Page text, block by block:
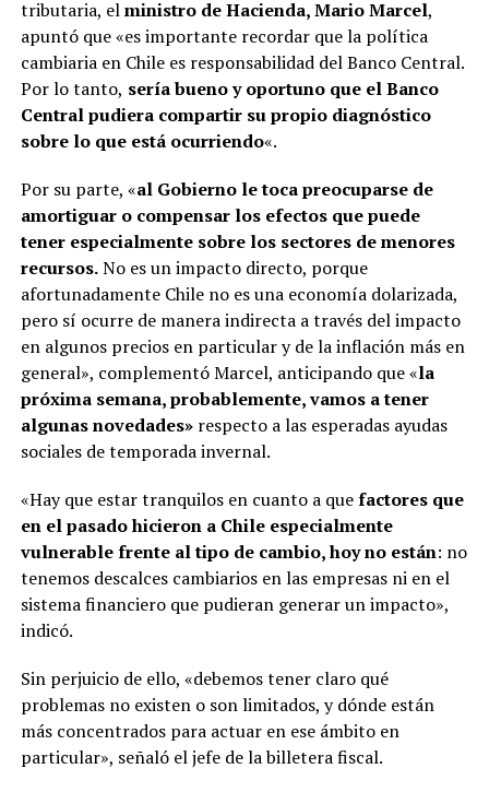
tributaria, elministro de Hacienda, Mario Marcel,
apuntó que «es importante recordar que la política
cambiaria en Chile es responsabilidad del Banco Central.
Por lo tanto, sería bueno y oportuno que el Banco
Central pudiera compartir su propio diagnóstico
sobre lo que está ocurriendo«.
Por su parte, «al Gobierno le toca preocuparse de
amortiguar o compensar los efectos que puede
tener especialmente sobre los sectores de menores
recursos.No es un impacto directo, porque
afortunadamente Chile no es una economía dolarizada,
pero sí ocurre de manera indirecta a través del impacto
en algunos precios en particular y de la inflación más en
general», complementó Marcel, anticipando que «la
próxima semana, probablemente, vamos a tener
algunas novedades»respecto a las esperadas ayudas
sociales de temporada invernal.
«Hay que estar tranquilos en cuanto a quefactores que
en el pasado hicieron a Chile especialmente
vulnerable frente al tipo de cambio, hoy no están: no
tenemos descalces cambiarios en las empresas ni en el
sistema financiero que pudieran generar un impacto»,
indicó.
Sin perjuicio de ello, «debemos tener claro qué
problemas no existen o son limitados, y dónde están
más concentrados para actuar en ese ámbito en
particular», señaló el jefe de la billetera fiscal.